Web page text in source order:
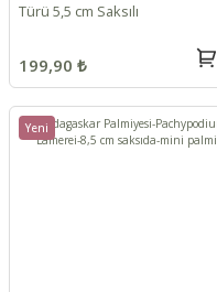
Türü 5,5 cm Saksılı
199,90 ₺
Yeni